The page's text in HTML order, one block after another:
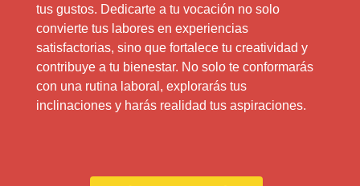
tus gustos. Dedicarte a tu vocación no solo
convierte tus labores en experiencias
satisfactorias, sino que fortalece tu creatividad y
contribuye a tu bienestar. No solo te conformarás
con una rutina laboral, explorarás tus
inclinaciones y harás realidad tus aspiraciones.